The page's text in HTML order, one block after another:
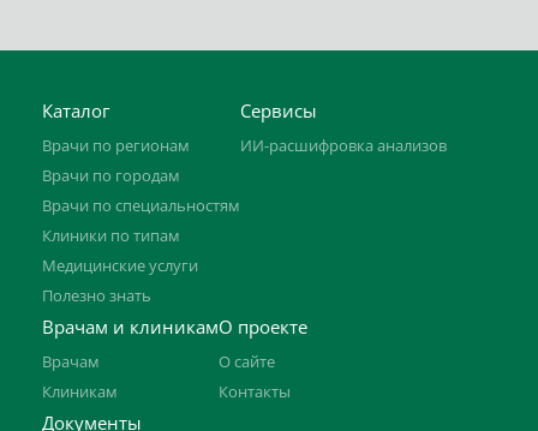
Каталог
Врачи по регионам
Врачи по городам
Врачи по специальностям
Клиники по типам
Медицинские услуги
Полезно знать
Сервисы
ИИ-расшифровка анализов
Врачам и клиникам
Врачам
Клиникам
О проекте
О сайте
Контакты
Документы